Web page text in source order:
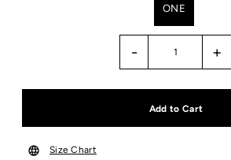
ONE
- +
Size Chart